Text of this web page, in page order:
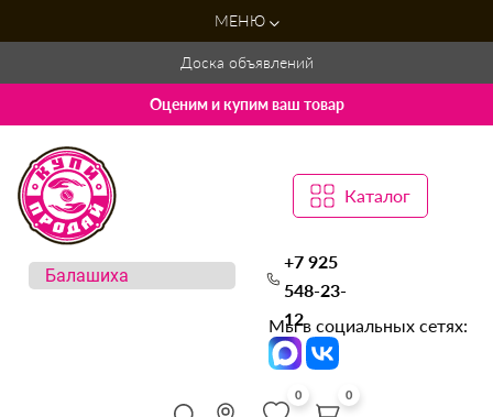
МЕНЮ
Доска объявлений
Оценим и купим ваш товар
Каталог
+7 925
548-23-
12
Мы в социальных сетях:
0 0